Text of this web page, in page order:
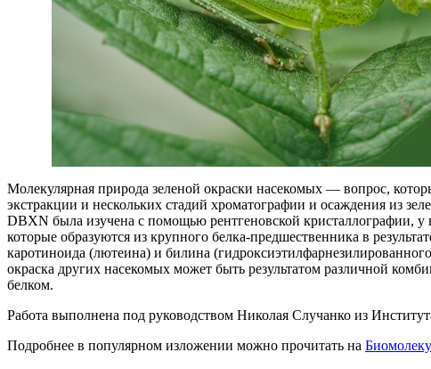
Молекулярная природа зеленой окраски насекомых — вопрос,
экстракции и нескольких стадий хроматографии и осаждения из
DBXN была изучена с помощью рентгеновской кристаллографии,
которые образуются из крупного белка-предшественника в
каротиноида (лютеина) и билина
окраска других насекомых может быть результатом различной
белком.
Работа выполнена под руководством Николая Случанко из
Подробнее в популярном изложении можно прочитать на